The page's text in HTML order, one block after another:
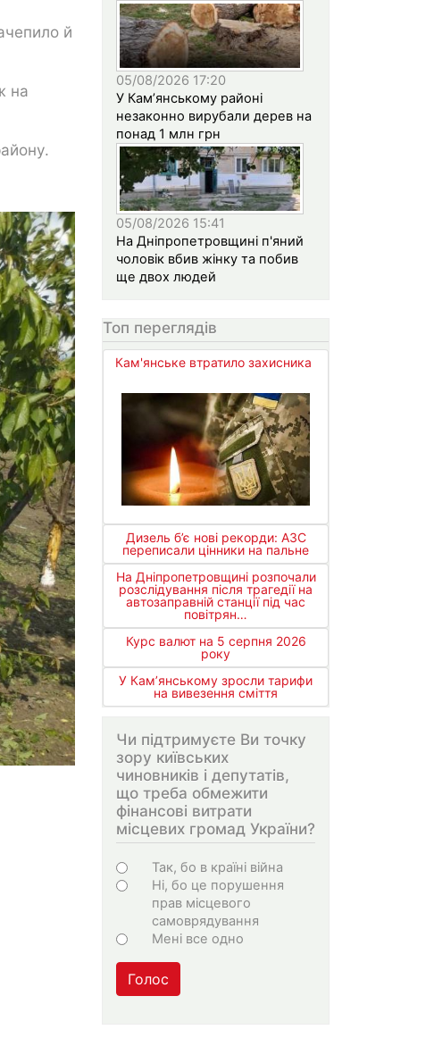
й
на
05/08/2026 17:20
У Кам’янському районі
незаконно вирубали дерев на
понад 1 млн грн
05/08/2026 15:41
На Дніпропетровщині п'яний
чоловік вбив жінку та побив
ще двох людей
Топ переглядів
Кам'янське втратило захисника
Дизель б’є нові рекорди: АЗС
переписали цінники на пальне
На Дніпропетровщині розпочали
розслідування після трагедії на
автозаправній станції під час
повітрян…
Курс валют на 5 серпня 2026
року
У Кам’янському зросли тарифи
на вивезення сміття
Чи підтримуєте Ви точку
зору київських
чиновників і депутатів,
що треба обмежити
фінансові витрати
місцевих громад України?
Варіанти
Так, бо в країні війна
Ні, бо це порушення
прав місцевого
самоврядування
Мені все одно
Голос